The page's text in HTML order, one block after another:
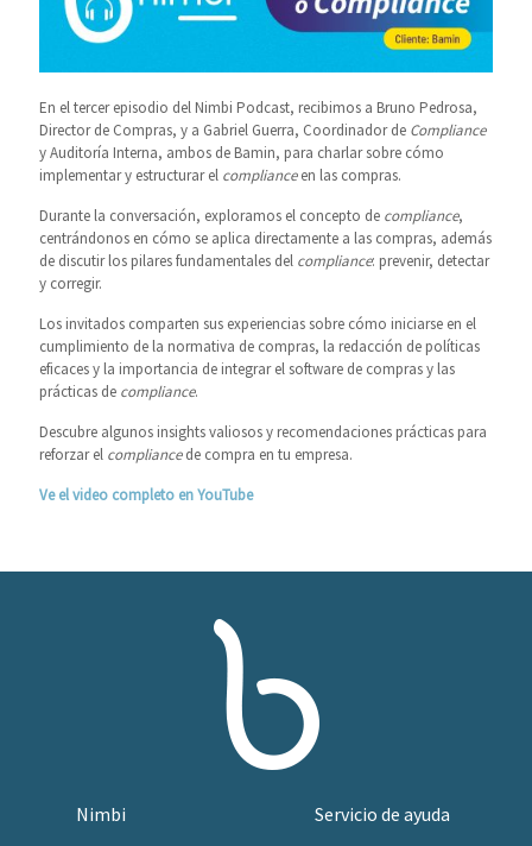
En el tercer episodio del Nimbi Podcast, recibimos a Bruno Pedrosa,
Director de Compras, y a Gabriel Guerra, Coordinador de Compliance
y Auditoría Interna, ambos de Bamin, para charlar sobre cómo
implementar y estructurar el complianceen las compras.
Durante la conversación, exploramos el concepto de compliance,
centrándonos en cómo se aplica directamente a las compras, además
de discutir los pilares fundamentales del compliance: prevenir, detectar
y corregir.
Los invitados comparten sus experiencias sobre cómo iniciarse en el
cumplimiento de la normativa de compras, la redacción de políticas
eficaces y la importancia de integrar el software de compras y las
prácticas de compliance.
Descubre algunos insights valiosos y recomendaciones prácticas para
reforzar el compliancede compra en tu empresa.
Ve el video completo en YouTube
Nimbi
Servicio de ayuda